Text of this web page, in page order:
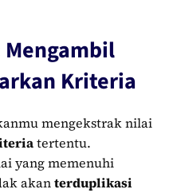
Mengambil
Kriteria
mengekstrak nilai
tertentu.
yang memenuhi
akanterduplikasi